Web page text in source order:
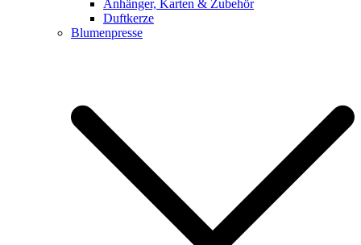
Anhänger, Karten & Zubehör
Duftkerze
Blumenpresse